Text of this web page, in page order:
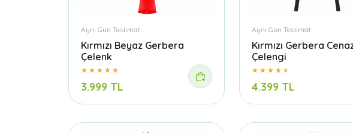
Aynı Gün Teslimat
Kırmızı Beyaz Gerbera
Çelenk
3.999 TL
Aynı Gün Teslimat
Kırmızı Gerbera
Çelengi
4.399 TL